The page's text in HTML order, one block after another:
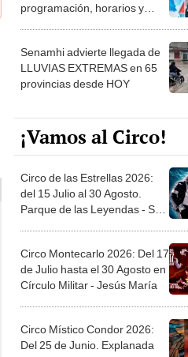
programación, horarios y
Senamhi advierte llegada de
LLUVIAS EXTREMAS en 65
provincias desde HOY
¡Vamos al Circo!
Circo de las Estrellas 2026:
del 15 Julio al 30 Agosto.
Parque de las Leyendas - San
Circo Montecarlo 2026: Del 17
de Julio hasta el 30 Agosto en
Círculo Militar - Jesús María
Circo Místico Condor 2026:
Del 25 de Junio. Explanada